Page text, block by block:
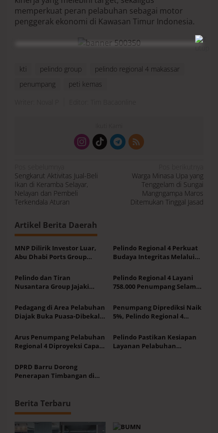
memperkuat peran pelabuhan sebagai motor
penggerak ekonomi di Kawasan Timur Indonesia.
kti pelindo group
pelindo regional 4 makassar
penumpang
peti kemas
v
i
g
a
s
i
Sengkarut Aktivitas Jual-Beli
Ikan di Keramba Selayar,
Nelayan dan Pembeli
Terkendala Aturan
Warga Minasa Upa yang
Tenggelam di Sungai
Mangngampa Maros
Ditemukan Tinggal Jasad
Artikel Berita Daerah
MNP Dilirik Investor Luar,
Abu Dhabi Ports Group
Indonesia Timur
Pelindo Regional 4 Perkuat
Budaya Integritas Melalui
Pelindo dan Tiran
Nusantara Group Jajaki
Pelindo Regional 4 Layani
758.000 Penumpang Selama
Pedagang di Area Pelabuhan
Diajak Buka Puasa-Dibekali
Makassar
Penumpang Diprediksi Naik
5%, Pelindo Regional 4
Terminal
Arus Penumpang Pelabuhan
Regional 4 Diproyeksi Capai
H
Pelindo Pastikan Kesiapan
Layanan Pelabuhan
DPRD Barru Dorong
Penerapan Timbangan di
Berita Terbaru